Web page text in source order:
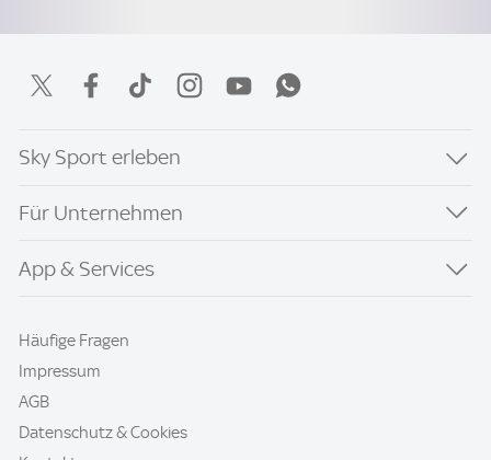
Sky Sport erleben
Für Unternehmen
App & Services
Häufige Fragen
Impressum
AGB
Datenschutz & Cookies